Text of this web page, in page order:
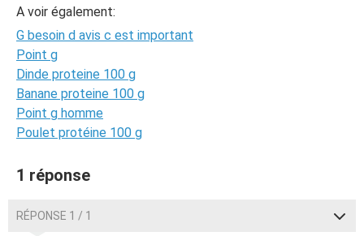
A voir également:
G besoin d avis c est important
Point g
Dinde proteine 100 g
Banane proteine 100 g
Point g homme
Poulet protéine 100 g
1 réponse
RÉPONSE 1 / 1